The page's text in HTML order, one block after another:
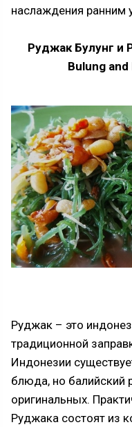
наслаждения ранним
Руджак Булунг и
Bulung and
Руджак – это
традиционной
Индонезии
блюда, но балийский
оригинальных.
Руджака состоят из